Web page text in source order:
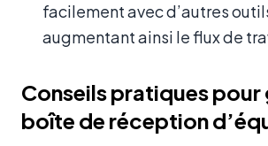
facilement avec d’autres
augmentant ainsi le flux de
Conseils pratiques pour
boîte de réception